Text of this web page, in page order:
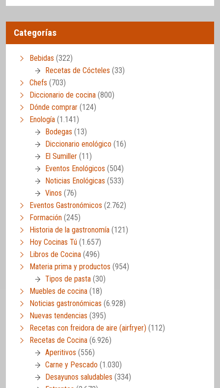
Categorías
Bebidas (322)
Recetas de Cócteles (33)
Chefs (703)
Diccionario de cocina (800)
Dónde comprar (124)
Enología (1.141)
Bodegas (13)
Diccionario enológico (16)
El Sumiller (11)
Eventos Enológicos (504)
Noticias Enológicas (533)
Vinos (76)
Eventos Gastronómicos (2.762)
Formación (245)
Historia de la gastronomía (121)
Hoy Cocinas Tú (1.657)
Libros de Cocina (496)
Materia prima y productos (954)
Tipos de pasta (30)
Muebles de cocina (18)
Noticias gastronómicas (6.928)
Nuevas tendencias (395)
Recetas con freidora de aire (airfryer) (112)
Recetas de Cocina (6.926)
Aperitivos (556)
Carne y Pescado (1.030)
Desayunos saludables (334)